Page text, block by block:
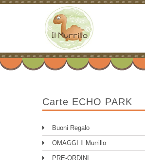
Carte ECHO PARK
Buoni Regalo
OMAGGI Il Murrillo
PRE-ORDINI